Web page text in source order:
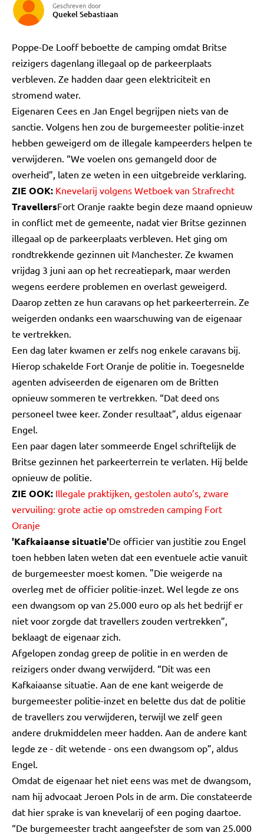
Geschreven door
Quekel Sebastiaan
Poppe-De Looff beboette de camping omdat Britse
reizigers dagenlang illegaal op de parkeerplaats
verbleven. Ze hadden daar geen elektriciteit en
stromend water.
Eigenaren Cees en Jan Engel begrijpen niets van de
sanctie. Volgens hen zou de burgemeester politie-inzet
hebben geweigerd om de illegale kampeerders helpen te
verwijderen. “We voelen ons gemangeld door de
overheid”, laten ze weten in een uitgebreide verklaring.
ZIE OOK: Knevelarij volgens Wetboek van Strafrecht
TravellersFort Oranje raakte begin deze maand opnieuw
in conflict met de gemeente, nadat vier Britse gezinnen
illegaal op de parkeerplaats verbleven. Het ging om
rondtrekkende gezinnen uit Manchester. Ze kwamen
vrijdag 3 juni aan op het recreatiepark, maar werden
wegens eerdere problemen en overlast geweigerd.
Daarop zetten ze hun caravans op het parkeerterrein. Ze
weigerden ondanks een waarschuwing van de eigenaar
te vertrekken.
Een dag later kwamen er zelfs nog enkele caravans bij.
Hierop schakelde Fort Oranje de politie in. Toegesnelde
agenten adviseerden de eigenaren om de Britten
opnieuw sommeren te vertrekken. “Dat deed ons
personeel twee keer. Zonder resultaat”, aldus eigenaar
Engel.
Een paar dagen later sommeerde Engel schriftelijk de
Britse gezinnen het parkeerterrein te verlaten. Hij belde
opnieuw de politie.
ZIE OOK: Illegale praktijken, gestolen auto’s, zware
vervuiling: grote actie op omstreden camping Fort
Oranje
'Kafkaiaanse situatie'De officier van justitie zou Engel
toen hebben laten weten dat een eventuele actie vanuit
de burgemeester moest komen. "Die weigerde na
overleg met de officier politie-inzet. Wel legde ze ons
een dwangsom op van 25.000 euro op als het bedrijf er
niet voor zorgde dat travellers zouden vertrekken”,
beklaagt de eigenaar zich.
Afgelopen zondag greep de politie in en werden de
reizigers onder dwang verwijderd. “Dit was een
Kafkaiaanse situatie. Aan de ene kant weigerde de
burgemeester politie-inzet en belette dus dat de politie
de travellers zou verwijderen, terwijl we zelf geen
andere drukmiddelen meer hadden. Aan de andere kant
legde ze - dit wetende - ons een dwangsom op”, aldus
Engel.
Omdat de eigenaar het niet eens was met de dwangsom,
nam hij advocaat Jeroen Pols in de arm. Die constateerde
dat hier sprake is van knevelarij of een poging daartoe.
“De burgemeester tracht aangeefster de som van 25.000